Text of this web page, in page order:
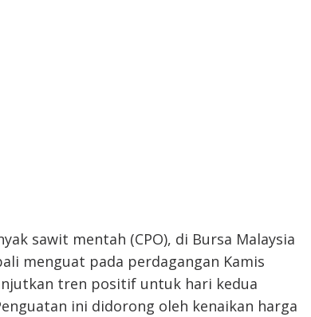
sawit mentah (CPO), di Bursa Malaysia
menguat pada perdagangan Kamis
tren positif untuk hari kedua
ini didorong oleh kenaikan harga